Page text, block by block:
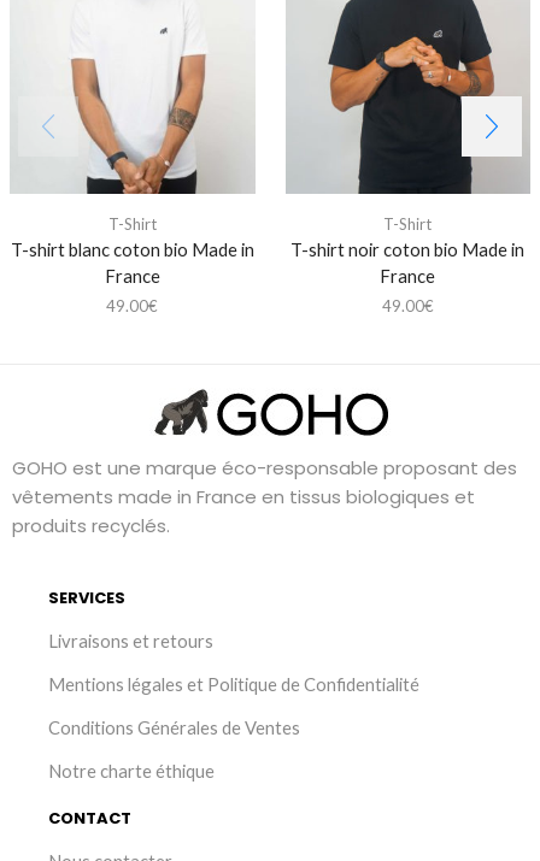
T-Shirt
T-shirt blanc coton bio Made in
France
49.00€
T-Shirt
T-shirt noir coton bio Made in
France
49.00€
GOHO est une marque éco-responsable proposant des
vêtements made in France en tissus biologiques et
produits recyclés.
SERVICES
Livraisons et retours
Mentions légales et Politique de Confidentialité
Conditions Générales de Ventes
Notre charte éthique
CONTACT